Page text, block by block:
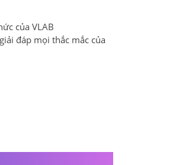
của VLAB
đáp mọi thắc mắc của